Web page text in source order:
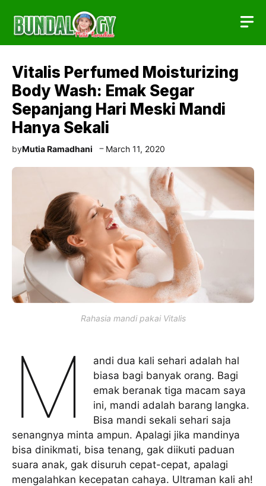
content
Vitalis Perfumed Moisturizing
Body Wash: Emak Segar
Sepanjang Hari Meski Mandi
Hanya Sekali
byMutia Ramadhani March 11, 2020
Rahasia mandi pakai Vitalis
M
andi dua kali sehari adalah hal
biasa bagi banyak orang. Bagi
emak beranak tiga macam saya
ini, mandi adalah barang langka.
Bisa mandi sekali sehari saja
senangnya minta ampun. Apalagi jika mandinya
bisa dinikmati, bisa tenang, gak diikuti paduan
suara anak, gak disuruh cepat-cepat, apalagi
mengalahkan kecepatan cahaya. Ultraman kali ah!